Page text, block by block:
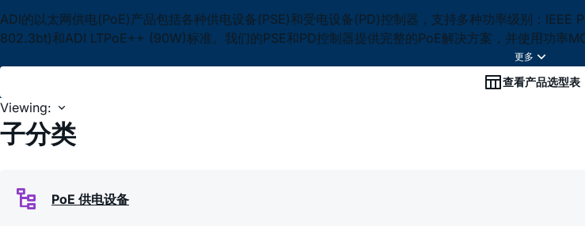
ADI的以太网供电(PoE)产品包括各种供电设备(PSE)和受电设备(PD)控制器，支持多种功率级别：
802.3bt)和ADI LTPoE++ (90W)标准。我们的PSE和PD控制器提供完整的PoE解决方案，并使用功率
查看产品选型表
Viewing:
子分类
PoE 供电设备